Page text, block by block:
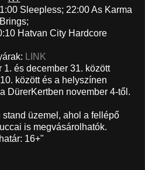
Sleepless; 22:00 As Karma
Brings;
Hatvan City Hardcore
LINK
és december 31. között
között és a helyszínen
DürerKertben november 4-től.
üzemel, ahol a fellépő
is megvásárolhatók.
16+"